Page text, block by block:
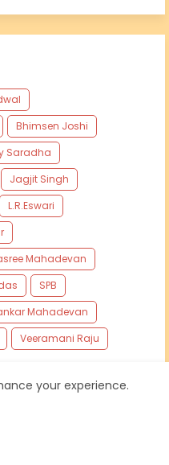
Bhimsen Joshi
Saradha
Jagjit Singh
L.R.Eswari
Mahadevan
SPB
Mahadevan
Veeramani Raju
your experience.